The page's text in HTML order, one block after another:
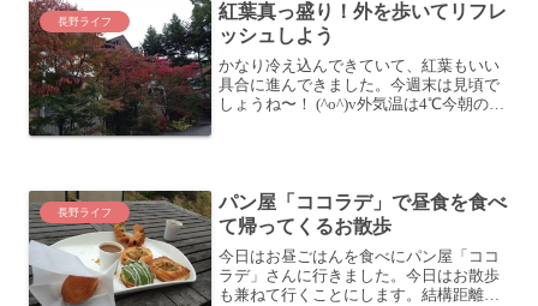
プリンスホテ...
長野ライフ
紅葉真っ盛り！外を歩いてリフレ
ッシュしよう
かなり冷え込んできていて、紅葉もいい
具合に進んできました。今週末は見頃で
しょうね〜！ (^o^)v外気温は4℃今朝の外
長野ライフ
パン屋「ココラデ」で昼食を食べ
て帰ってくるお散歩
今日はお昼ごはんを食べにパン屋「ココ
ラデ」さんに行きました。今日はお散歩
も兼ねて行くことにします。結構距離が